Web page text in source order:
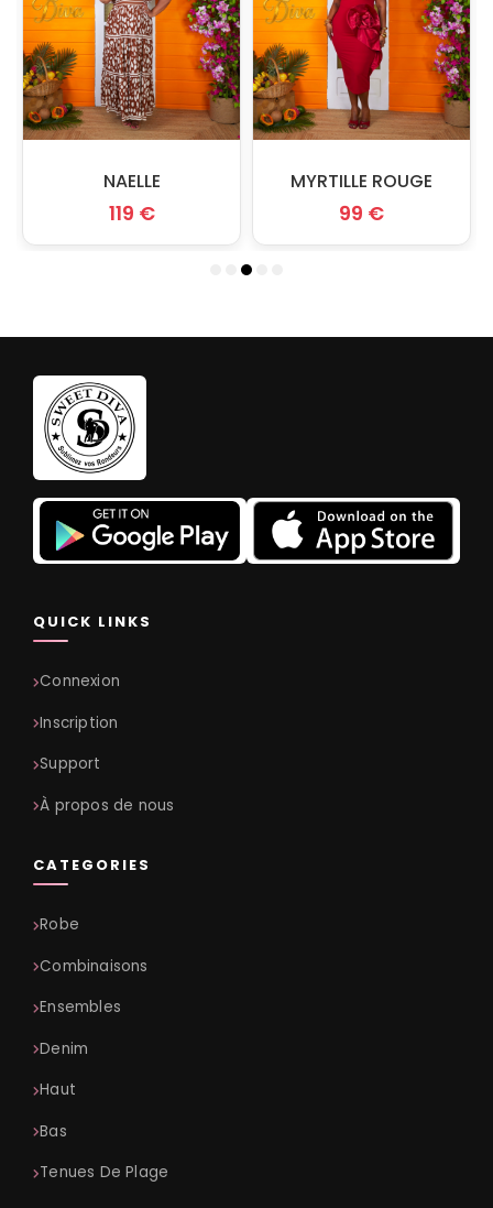
NAELLE
119 €
MYRTILLE ROUGE
99 €
QUICK LINKS
Connexion
Inscription
Support
À propos de nous
CATEGORIES
Robe
Combinaisons
Ensembles
Denim
Haut
Bas
Tenues De Plage